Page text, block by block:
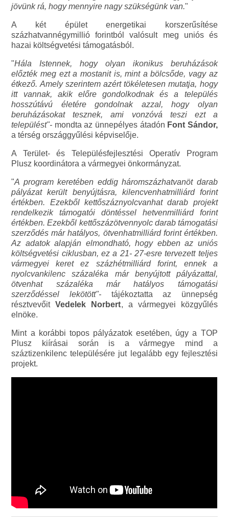
jövünk rá, hogy mennyire nagy szükségünk van."
A két épület energetikai korszerűsítése
százhatvannégymillió forintból valósult meg uniós és
hazai költségvetési támogatásból.
"Hála Istennek, hogy olyan ikonikus beruházások
előzték meg ezt a mostanit is, mint a bölcsőde, vagy az
étkező. Amely szerintem azért tökéletesen mutatja, hogy
itt vannak, akik előre gondolkodnak és a település
hosszútávú életére gondolnak azzal, hogy olyan
beruházásokat tesznek, ami vonzóvá teszi ezt a
települést"- mondta az ünnepélyes átadón Font Sándor,
a térség országgyűlési képviselője.
A Terület- és Településfejlesztési Operatív Program
Plusz koordinátora a vármegyei önkormányzat.
"A program keretében eddig háromszázhatvanöt darab
pályázat került benyújtásra, kilencvenhatmilliárd forint
értékben. Ezekből kettőszáznyolcvanhat darab projekt
rendelkezik támogatói döntéssel hetvenmilliárd forint
értékben. Ezekből kettőszázötvennyolc darab támogatási
szerződés már hatályos, ötvenhatmilliárd forint értékben.
Az adatok alapján elmondható, hogy ebben az uniós
költségvetési ciklusban, ez a 21- 27-esre tervezett teljes
vármegyei keret ez százhétmilliárd forint, ennek a
nyolcvankilenc százaléka már benyújtott pályázattal,
ötvenhat százaléka már hatályos támogatási
szerződéssel lekötött"- tájékoztatta az ünnepség
résztvevőitVedelek Norbert, a vármegyei közgyűlés
elnöke.
Mint a korábbi topos pályázatok esetében, úgy a TOP
Plusz kiírásai során is a vármegye mind a
száztizenkilenc településére jut legalább egy fejlesztési
projekt.